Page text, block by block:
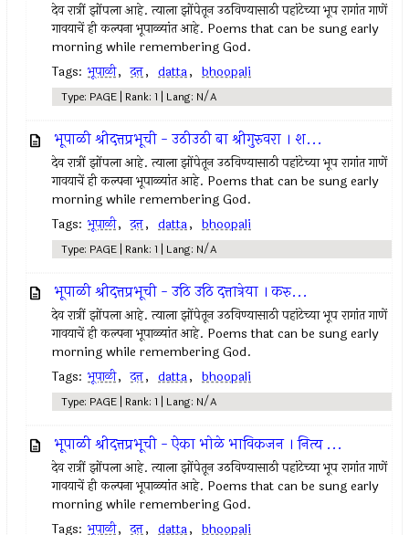
देव रात्रीं झोंपला आहे. त्याला झोंपेतून उठविण्यासाठी पहांटेच्या भूप रागांत गाणें
गावयाचें ही कल्पना भूपाळ्यांत आहे. Poems that can be sung early
morning while remembering God.
Tags: भूपाळी, दत्त, datta, bhoopali
Type: PAGE | Rank: 1 | Lang: N/A
भूपाळी श्रीदत्तप्रभूची - उठीउठी बा श्रीगुरुवरा । श...
देव रात्रीं झोंपला आहे. त्याला झोंपेतून उठविण्यासाठी पहांटेच्या भूप रागांत गाणें
गावयाचें ही कल्पना भूपाळ्यांत आहे. Poems that can be sung early
morning while remembering God.
Tags: भूपाळी, दत्त, datta, bhoopali
Type: PAGE | Rank: 1 | Lang: N/A
भूपाळी श्रीदत्तप्रभूची - उठि उठि दत्तात्रेया । करु...
देव रात्रीं झोंपला आहे. त्याला झोंपेतून उठविण्यासाठी पहांटेच्या भूप रागांत गाणें
गावयाचें ही कल्पना भूपाळ्यांत आहे. Poems that can be sung early
morning while remembering God.
Tags: भूपाळी, दत्त, datta, bhoopali
Type: PAGE | Rank: 1 | Lang: N/A
भूपाळी श्रीदत्तप्रभूची - ऐका भोळे भाविकजन । नित्य ...
देव रात्रीं झोंपला आहे. त्याला झोंपेतून उठविण्यासाठी पहांटेच्या भूप रागांत गाणें
गावयाचें ही कल्पना भूपाळ्यांत आहे. Poems that can be sung early
morning while remembering God.
Tags: भूपाळी, दत्त, datta, bhoopali